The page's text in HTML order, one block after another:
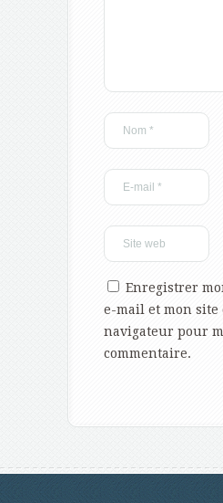
Enregistrer
e-mail et mon site
navigateur pour
commentaire.